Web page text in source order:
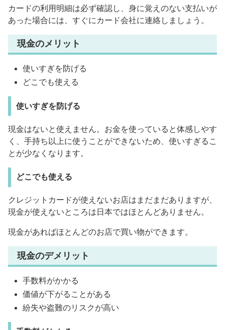
カードの利用明細は必ず確認し、身に覚えのない支払いが
あった場合には、すぐにカード会社に連絡しましょう。
現金のメリット
使いすぎを防げる
どこでも使える
使いすぎを防げる
現金はないと使えません。お金を使っていると体感しやす
く、手持ち以上に使うことができないため、使いすぎるこ
とが少なくなります。
どこでも使える
クレジットカードが使えないお店はまだまだありますが、
現金が使えないところは日本ではほとんどありません。
現金があればほとんどのお店で買い物ができます。
現金のデメリット
手数料がかかる
価値が下がることがある
紛失や盗難のリスクが高い